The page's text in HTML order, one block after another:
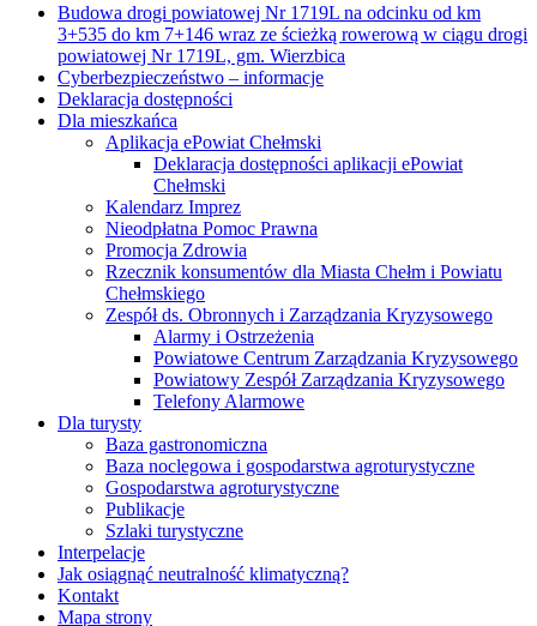
Budowa drogi powiatowej Nr 1719L na odcinku od km
3+535 do km 7+146 wraz ze ścieżką rowerową w ciągu drogi
powiatowej Nr 1719L, gm. Wierzbica
Cyberbezpieczeństwo – informacje
Deklaracja dostępności
Dla mieszkańca
Aplikacja ePowiat Chełmski
Deklaracja dostępności aplikacji ePowiat
Chełmski
Kalendarz Imprez
Nieodpłatna Pomoc Prawna
Promocja Zdrowia
Rzecznik konsumentów dla Miasta Chełm i Powiatu
Chełmskiego
Zespół ds. Obronnych i Zarządzania Kryzysowego
Alarmy i Ostrzeżenia
Powiatowe Centrum Zarządzania Kryzysowego
Powiatowy Zespół Zarządzania Kryzysowego
Telefony Alarmowe
Dla turysty
Baza gastronomiczna
Baza noclegowa i gospodarstwa agroturystyczne
Gospodarstwa agroturystyczne
Publikacje
Szlaki turystyczne
Interpelacje
Jak osiągnąć neutralność klimatyczną?
Kontakt
Mapa strony